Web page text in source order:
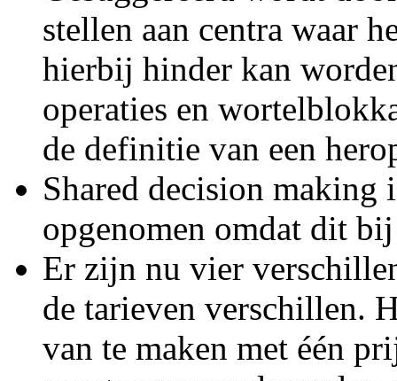
stellen aan centra waar
hierbij hinder kan
operaties en
de definitie van een
Shared decision making
opgenomen omdat dit
Er zijn nu vier
de tarieven verschillen.
van te maken met één